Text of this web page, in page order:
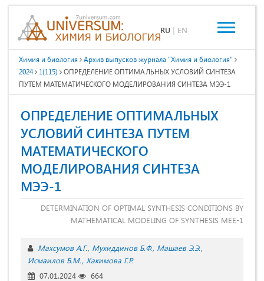
RU | EN
Химия и биология
Архив выпусков журнала "Химия и биология"
2024
1(115)
ОПРЕДЕЛЕНИЕ ОПТИМАЛЬНЫХ УСЛОВИЙ СИНТЕЗА
ПУТЕМ МАТЕМАТИЧЕСКОГО МОДЕЛИРОВАНИЯ СИНТЕЗА МЭЭ-1
ОПРЕДЕЛЕНИЕ ОПТИМАЛЬНЫХ
УСЛОВИЙ СИНТЕЗА ПУТЕМ
МАТЕМАТИЧЕСКОГО
МОДЕЛИРОВАНИЯ СИНТЕЗА
МЭЭ-1
DETERMINATION OF OPTIMAL SYNTHESIS CONDITIONS BY
MATHEMATICAL MODELING OF SYNTHESIS MEE-1
Махсумов А.Г. Мухиддинов Б.Ф. Машаев Э.Э.
Исмаилов Б.М. Хакимова Г.Р.
07.01.2024
664